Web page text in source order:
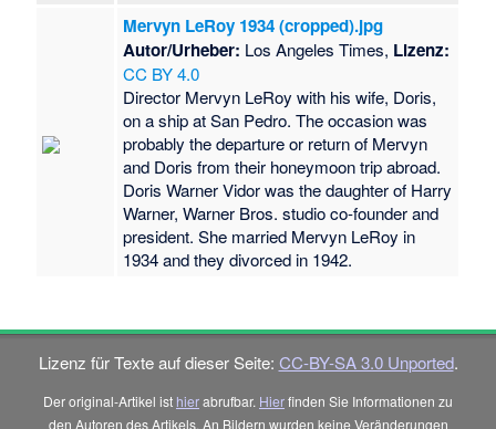
Mervyn LeRoy 1934 (cropped).jpg
Autor/Urheber: Los Angeles Times, Lizenz:
CC BY 4.0
Director Mervyn LeRoy with his wife, Doris,
on a ship at San Pedro. The occasion was
probably the departure or return of Mervyn
and Doris from their honeymoon trip abroad.
Doris Warner Vidor was the daughter of Harry
Warner, Warner Bros. studio co-founder and
president. She married Mervyn LeRoy in
1934 and they divorced in 1942.
Lizenz für Texte auf dieser Seite: CC-BY-SA 3.0 Unported.
Der original-Artikel ist hierabrufbar. Hierfinden Sie Informationen zu
den Autoren des Artikels. An Bildern wurden keine Veränderungen